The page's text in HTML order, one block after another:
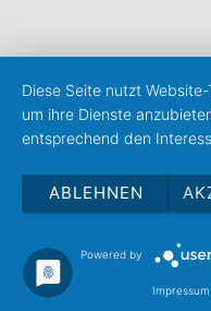
Diese Seite nutzt
um ihre Dienste
entsprechend den
ABLEHNEN
Powered by
Impressum